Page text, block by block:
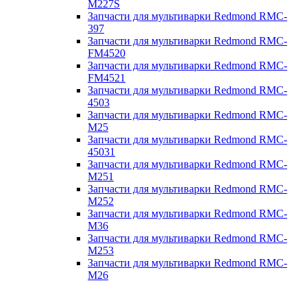
M227S
Запчасти для мультиварки Redmond RMC-
397
Запчасти для мультиварки Redmond RMC-
FM4520
Запчасти для мультиварки Redmond RMC-
FM4521
Запчасти для мультиварки Redmond RMC-
4503
Запчасти для мультиварки Redmond RMC-
M25
Запчасти для мультиварки Redmond RMC-
45031
Запчасти для мультиварки Redmond RMC-
M251
Запчасти для мультиварки Redmond RMC-
M252
Запчасти для мультиварки Redmond RMC-
M36
Запчасти для мультиварки Redmond RMC-
M253
Запчасти для мультиварки Redmond RMC-
M26